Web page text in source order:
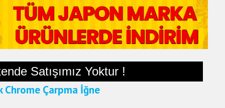
Satışımız Yoktur !
Çarpma İğne